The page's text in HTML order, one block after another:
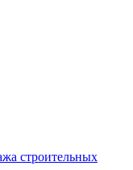
строительных